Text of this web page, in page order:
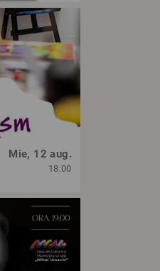
Mie, 12 aug.
18:00